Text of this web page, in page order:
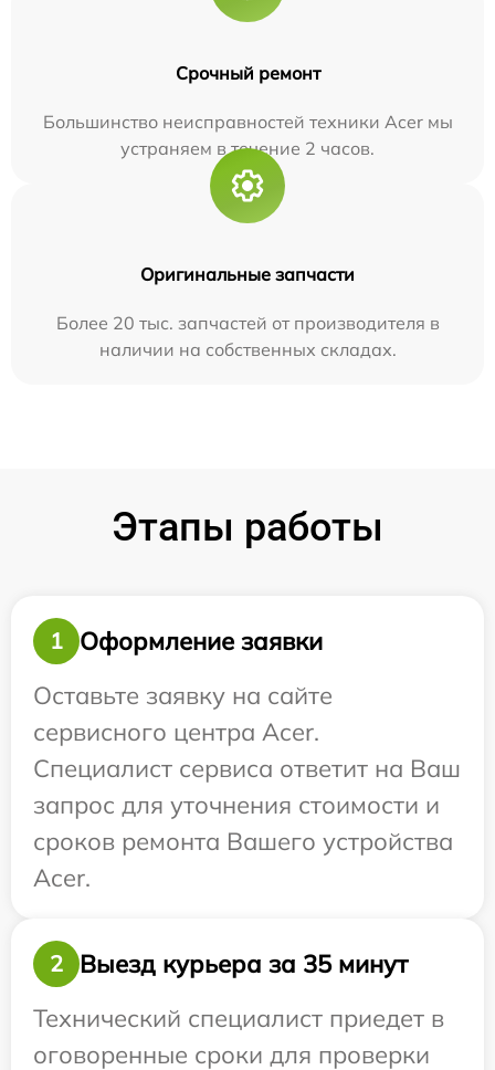
Срочный ремонт
Большинство неисправностей техники Acer мы
устраняем в течение 2 часов.
Оригинальные запчасти
Более 20 тыс. запчастей от производителя в
наличии на собственных складах.
Этапы работы
1
Оформление заявки
Оставьте заявку на сайте
сервисного центра Acer.
Специалист сервиса ответит на Ваш
запрос для уточнения стоимости и
сроков ремонта Вашего устройства
Acer.
2
Выезд курьера за 35 минут
Технический специалист приедет в
оговоренные сроки для проверки